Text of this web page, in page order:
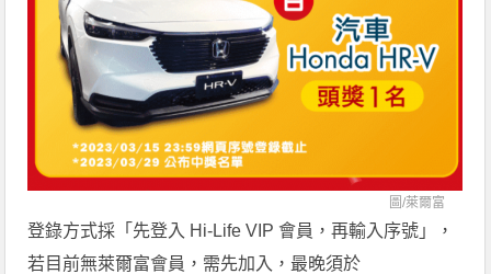
圖/萊爾富
登錄方式採「先登入 Hi-Life VIP 會員，再輸入序號」，
若目前無萊爾富會員，需先加入，最晚須於